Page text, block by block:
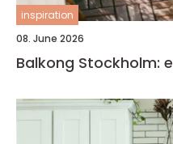
inspiration
08. June 2026
Balkong Stockholm: